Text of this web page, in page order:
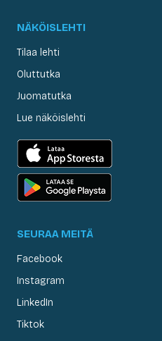
NÄKÖISLEHTI
Tilaa lehti
Oluttutka
Juomatutka
Lue näköislehti
SEURAA MEITÄ
Facebook
Instagram
LinkedIn
Tiktok